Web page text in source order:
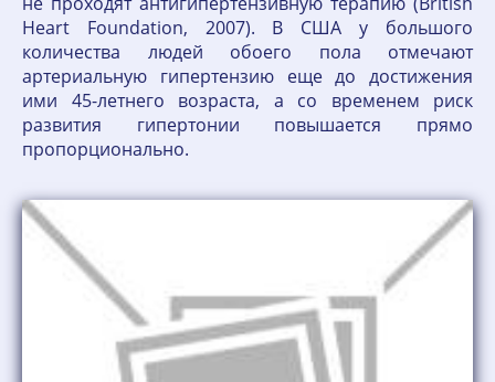
Heart Foundation, 2007). В США у большого
количества людей обоего пола отмечают
артериальную гипертензию еще до достижения
ими 45-летнего возраста, а со временем риск
развития гипертонии повышается прямо
пропорционально.